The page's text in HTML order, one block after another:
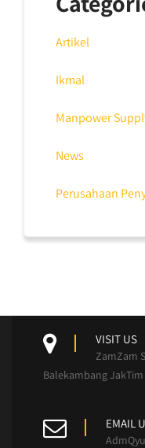
Artikel
Ikmal
Manpower
News
Perusahaan
VISIT US
ZamZam
Balekambang JakTim
EMAIL